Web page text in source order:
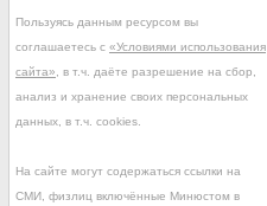
Пользуясь данным ресурсом вы
соглашаетесь с «Условиями использования
сайта» , в т.ч. даёте разрешение на сбор,
анализ и хранение своих персональных
данных, в т.ч. cookies.
На сайте могут содержаться ссылки на
СМИ, физлиц включённые Минюстом в